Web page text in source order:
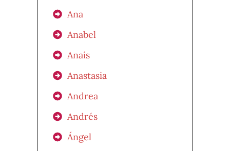
Ana
Anabel
Anaís
Anastasia
Andrea
Andrés
Ángel